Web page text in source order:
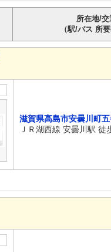
所在地/交
（駅/バス 所要
滋賀県高島市安曇川町
ＪＲ湖西線 安曇川駅 徒